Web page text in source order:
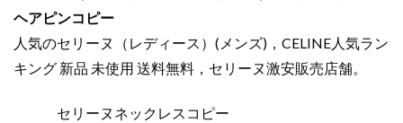
ヘアピンコピー
人気のセリーヌ（レディース）(メンズ)，CELINE人気ラン
キング 新品 未使用 送料無料，セリーヌ激安販売店舗。
セリーヌネックレスコピー